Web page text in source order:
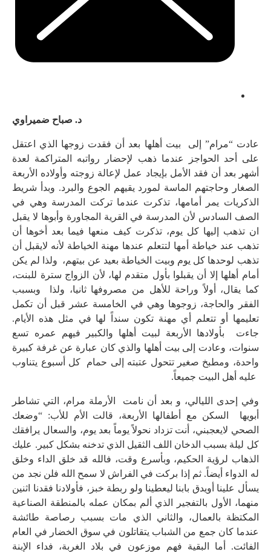
د. صباح ضميراوي
عادت “مرام” إلى بيت أهلها بعد أن فقدت زوجها الذي اعتقل
على أحد الحواجز عندما ذهب لإحضار رواتبه المتراكمة لعدة
أشهر بعد أن فقد الأمل بإيجاد عمل لإعالة زوجته وأولاده الأربعة
الصغار وحاجتهم الماسة لمورد يقيهم الجوع والبرد. وبدأ شريط
الذكريات يمر أمامها، تذكرت عندما تركت المدرسة وهي في
الصف السادس لأن المدرسة في القرية المجاورة وأبوها لا يقبل
ان تذهب إليها كل يوم، تذكرت كيف منعها فيما بعد أخوها أن
تذهب عند خياطة أمها لتتعلم عندها مهنة الخياطة لأنه لايقبل أن
تذهب لوحدها كل يوم وبيت الخياطة بعيد عن بيتهم، ولذا لم يكن
أمام أهلها إلا أن يقبلوا بأول متقدم لها، لأن الزواج سترة للبنت،
كما يقال، أولاً وراحة للأهل من مصروفها ثانيا، ولذا وبسبب
الفقر والحاجة، زوجوها وهي في الخامسة عشر قبل أن تكمل
تعليمها أو تتعلم أي مهنة تكون سنداً لها في مثل هذه الأيام.
جاءت بأولادها الأربعة لبيت أهلها والكبير فيهم عمره تسع
سنوات، وعادت إلى بيت أهلها والذي كان عبارة عن غرفة كبيرة
واحدة، ومطبخ صغير تتحول عتبته إلى حمام كل أسبوع يتناوب
عليه أهل البيت جميعاً.
وفي إحدى الليالي، و بعد أن نامت الأرملة مرام، التي تشاطر
أبويها السكن مع أطفالها الأربعة، قالت الأم للأب: “وضعك
الصحي لايعجبني، أنت تزداد نحولاً يوماً بعد يوم، والسعال يرافقك
كل ليلة بسبب الدخان اللف الثقيل الذي تدخنه بشكل كبير. عليك
الذهاب لرؤية الحكيم، وبأسرع وقت، فالله قد خلق الداء وخلق
له الدواء أيضاً. ثم إذا بركت في الفراش لا سمح الله فلن نجد من
يسأل علينا أويدق بابنا ليعطينا ولو ربطة خبز، فأولادنا فقدنا اثنين
منهما، الأول بالتفجير الذي ألم بمكان عمله بالمنطقة الصناعية
المكتظة بالعمال، والثاني الذي مات بسبب رصاصة طائشة
عندما كان جمع من الشباب يتقاتلون في سوق الخضار في العام
الفائت. أما البقية فهم موزعون في بلاد الغربة، فداء الإبنة